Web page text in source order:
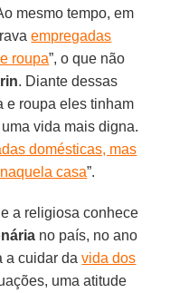
mesmo tempo, em
empregadas
roupa”, o que não
. Diante dessas
e roupa eles tinham
vida mais digna.
domésticas, mas
casa”.
a religiosa conhece
no país, no ano
a cuidar davida dos
uma atitude